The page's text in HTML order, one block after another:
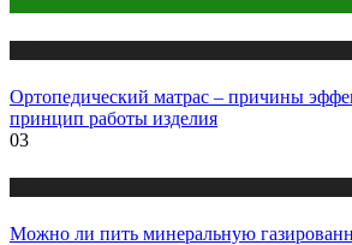
Ортопедический матрас – причины
принцип работы изделия
03
Можно ли пить минеральную